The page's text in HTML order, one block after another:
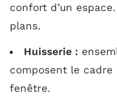
confort d’un
plans.
Huisserie :
composent le cadre
fenêtre.